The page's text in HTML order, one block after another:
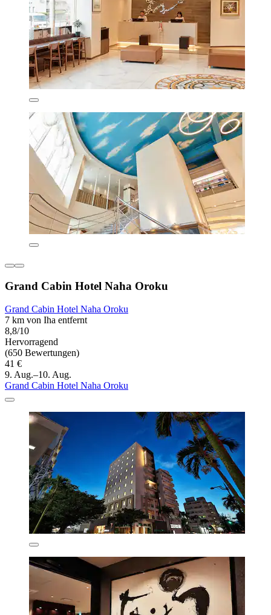
Grand Cabin Hotel Naha Oroku
Grand Cabin Hotel Naha Oroku
7 km von Iha entfernt
8,8/10
Hervorragend
(650 Bewertungen)
41 €
9. Aug.–10. Aug.
Grand Cabin Hotel Naha Oroku